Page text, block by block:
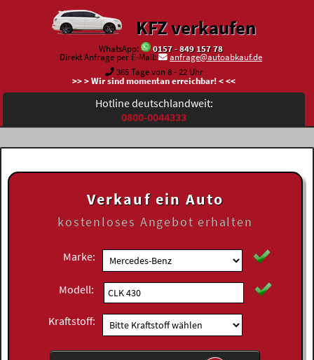
KFZ verkaufen
WhatsApp:
0157 - 849 157 78
Direkt Anfrage per E-Mail:
anfrage@autoabkauf.de
365 Tage von 8 - 22 Uhr
>> > Wir sind momentan erreichbar! < <<
Hotline deutschlandweit:
0800-0044333
Verkauf ein Auto
kostenloses Angebot erhalten
Marke:
Modell:
Kraftstoff: